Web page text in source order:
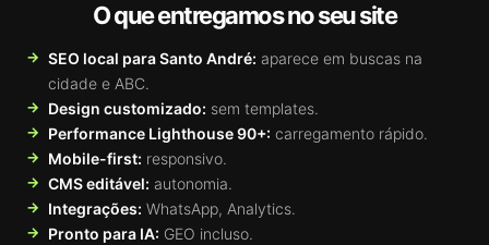
O que entregamos no seu site
SEO local para Santo André: aparece em buscas na
cidade e ABC.
Design customizado: sem templates.
Performance Lighthouse 90+: carregamento rápido.
Mobile-first: responsivo.
CMS editável: autonomia.
Integrações: WhatsApp, Analytics.
Pronto para IA: GEO incluso.